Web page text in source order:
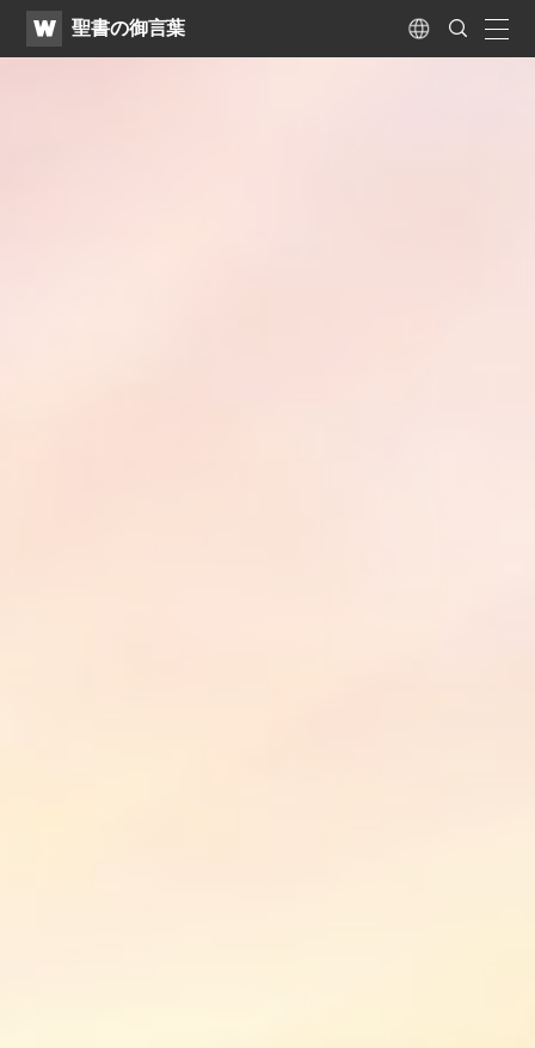
WATV聖書の御言葉 Language
Search
Submit